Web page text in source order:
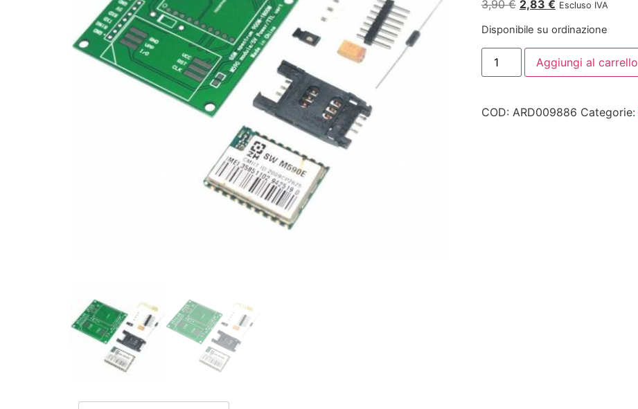
3,90€ 2,83 € Escluso IVA
Disponibile su ordinazione
Aggiungi al carrello
COD: ARD009886 Categorie: